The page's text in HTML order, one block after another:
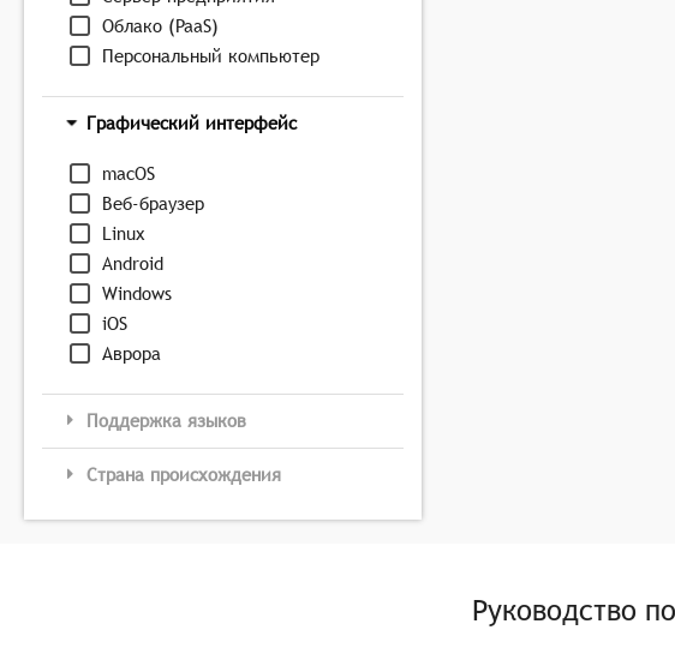
Облако (PaaS)
Персональный компьютер
Графический интерфейс
macOS
Веб-браузер
Linux
Android
Windows
iOS
Аврора
Поддержка языков
Страна происхождения
Руководство